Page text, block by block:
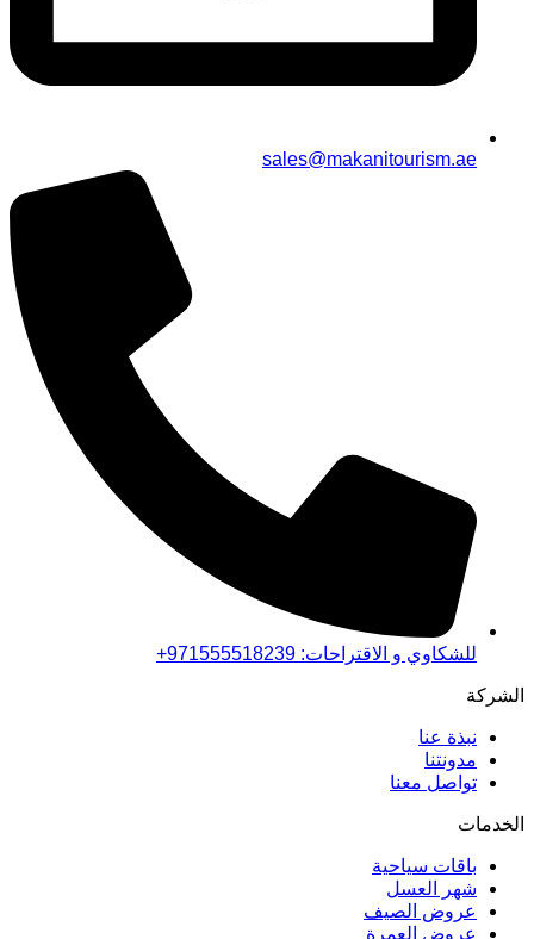
sales@makanitourism.ae
للشكاوي و الاقتراحات: 971555518239+
الشركة
نبذة عنا
مدونتنا
تواصل معنا
الخدمات
باقات سياحية
شهر العسل
عروض الصيف
عروض العمرة